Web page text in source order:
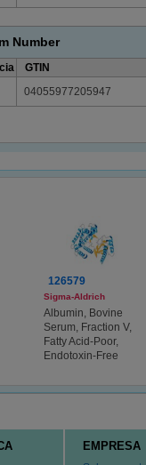
Number
GTIN
04055977205947
126579
Sigma-Aldrich
Albumin, Bovine
Serum, Fraction V,
Fatty Acid-Poor,
Endotoxin-Free
EMPRESA